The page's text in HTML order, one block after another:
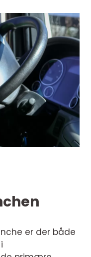
er der både